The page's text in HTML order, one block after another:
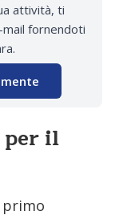
attività, ti
fornendoti
per il